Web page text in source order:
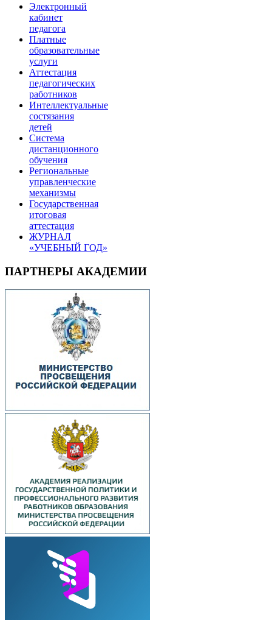
Электронный
кабинет
педагога
Платные
образовательные
услуги
Аттестация
педагогических
работников
Интеллектуальные
состязания
детей
Система
дистанционного
обучения
Региональные
управленческие
механизмы
Государственная
итоговая
аттестация
ЖУРНАЛ
«УЧЕБНЫЙ ГОД»
ПАРТНЕРЫ АКАДЕМИИ